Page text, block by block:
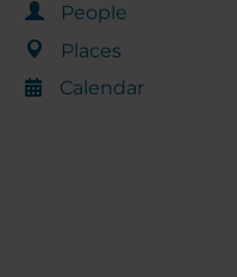
People
Places
Calendar